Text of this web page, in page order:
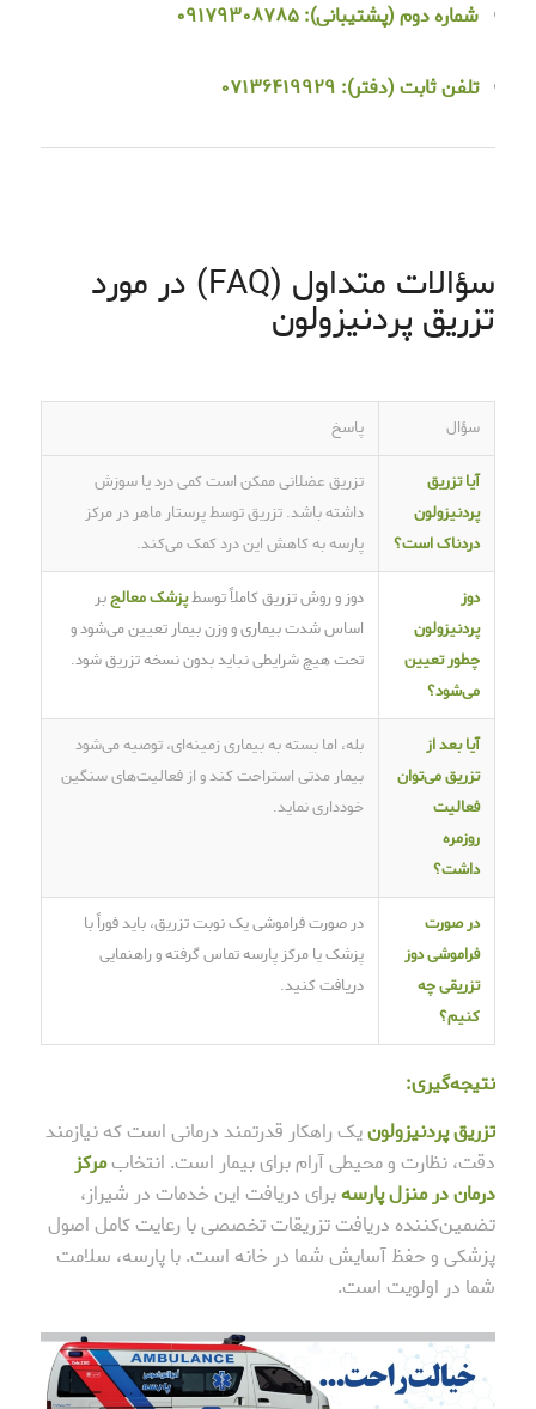
شماره دوم (پشتیبانی):۰۹۱۷۹۳۰۸۷۸۵
تلفن ثابت (دفتر): ۰۷۱۳۶۴۱۹۹۲۹
سؤالات متداول (FAQ) در مورد
تزریق پردنیزولون
سؤال پاسخ
آیا تزریق
پردنیزولون
دردناک است؟
تزریق عضلانی ممکن است کمی درد یا سوزش
داشته باشد. تزریق توسط پرستار ماهر در مرکز
پارسه به کاهش این درد کمک می‌کند.
دوز
پردنیزولون
چطور تعیین
می‌شود؟
دوز و روش تزریق کاملاً توسطپزشک معالجبر
اساس شدت بیماری و وزن بیمار تعیین می‌شود و
تحت هیچ شرایطی نباید بدون نسخه تزریق شود.
آیا بعد از
تزریق می‌توان
فعالیت
روزمره
داشت؟
بله، اما بسته به بیماری زمینه‌ای، توصیه می‌شود
بیمار مدتی استراحت کند و از فعالیت‌های سنگین
خودداری نماید.
در صورت
فراموشی دوز
تزریقی چه
کنیم؟
در صورت فراموشی یک نوبت تزریق، باید فوراً با
پزشک یا مرکز پارسه تماس گرفته و راهنمایی
دریافت کنید.
نتیجه‌گیری:
تزریق پردنیزولونیک راهکار قدرتمند درمانی است که نیازمند
دقت، نظارت و محیطی آرام برای بیمار است. انتخابمرکز
درمان در منزل پارسهبرای دریافت این خدمات در شیراز،
تضمین‌کننده دریافت تزریقات تخصصی با رعایت کامل اصول
پزشکی و حفظ آسایش شما در خانه است. با پارسه، سلامت
شما در اولویت است.